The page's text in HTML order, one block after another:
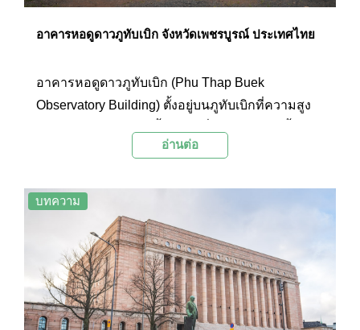
อาคารหอดูดาวภูทับเบิก จังหวัดเพชรบูรณ์ ประเทศไทย
อาคารหอดูดาวภูทับเบิก (Phu Thap Buek
Observatory Building) ตั้งอยู่บนภูทับเบิกที่ความสูง
อย่างคดเคี้ยวเลี้ยวเลาะถึง 111 โค้งเพื่อขึ้นมาพิชิตยัง
อาคารหอดูดาวภูทับเบิกและจุดวัดอุณหภูมิซึ่งเป็นจุด
ชมวิวหุบเขาจากด้านบนได้ในมุมกว้าง และยังเป็นจุด
ชมทะเลหมอกที่มีความสวยงามน่าประทับใจเป็น
อย่างมาก นักท่องเที่ยวนิยมเก็บภาพความประทับใจ
โดยถ่ายภาพให้ติดกับเสาวัดอุณหภูมิเพื่อถ่ายทอดถึง
ความหนาวเย็นบนภูทับเบิก
อ่านต่อ
บทความ